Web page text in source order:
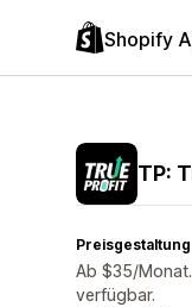
Shopify
TP:
Preisgestaltung
Ab $35/
verfügbar.